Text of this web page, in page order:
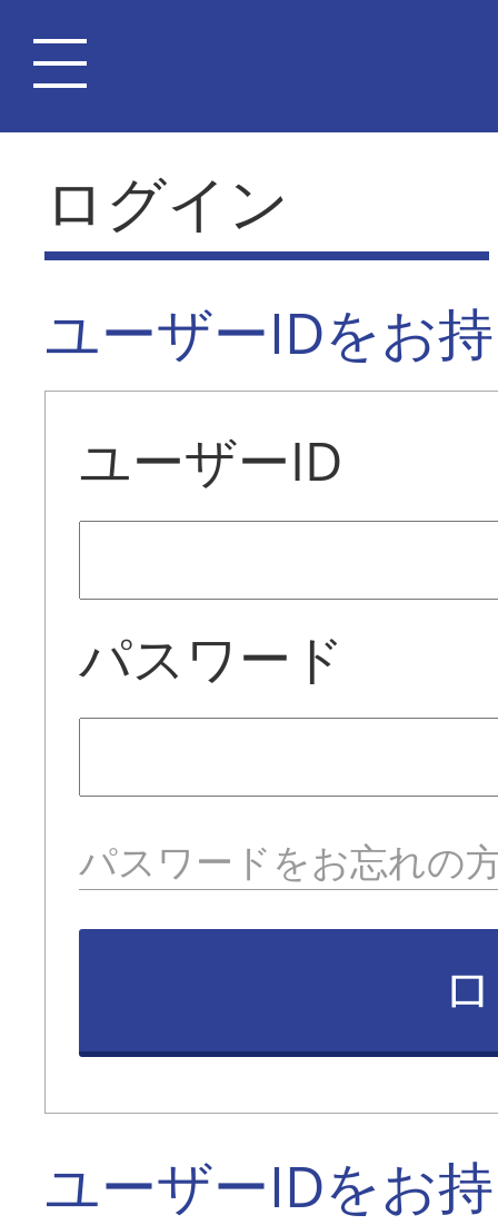
ログイン
ユーザーIDをお
ユーザーID
パスワード
パスワードをお忘れの
ユーザーIDをお